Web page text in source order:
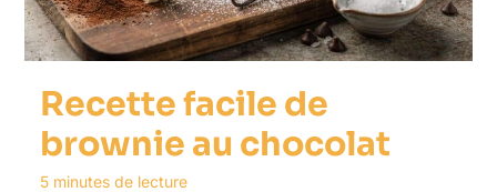
Recette facile de
brownie au chocolat
5 minutes de lecture